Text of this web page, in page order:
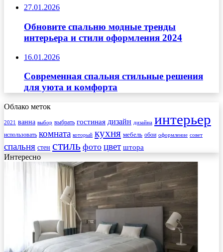
27.01.2026
Обновите спальню модные тренды
интерьера и стили оформления 2024
16.01.2026
Современная спальня стильные решения
для уюта и комфорта
Облако меток
2021 ванна выбор выбрать гостиная дизайн дизайна интерьер
использовать комната который кухня мебель обои оформление совет
спальня стен стиль фото цвет штора
Интересно